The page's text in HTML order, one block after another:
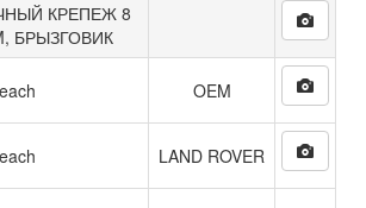
КРЕПЕЖ 8
БРЫЗГОВИК
OEM
LAND ROVER